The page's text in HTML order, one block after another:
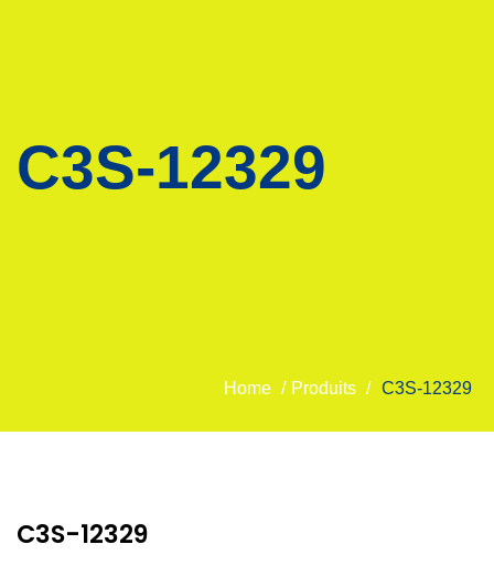
C3S-12329
Home / Produits / C3S-12329
C3S-12329